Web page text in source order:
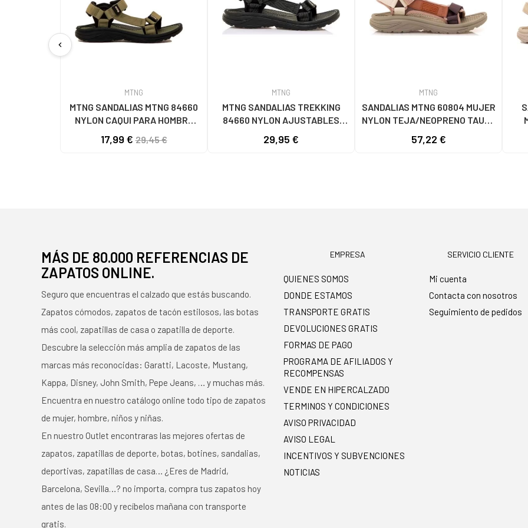
chevron_left
MTNG
MTNG SANDALIAS MTNG 84660
NYLON CAQUI PARA HOMBRE
17,99 €29,45 €
MTNG
MTNG SANDALIAS TREKKING
84660 NYLON AJUSTABLES
NEGRO
29,95 €
MTNG
SANDALIAS MTNG 60804 MUJER
NYLON TEJA/NEOPRENO TAUPE
NEOPRENE TAUPE
57,22 €
MÁS DE 80.000 REFERENCIAS DE
ZAPATOS ONLINE.
Seguro que encuentras el calzado que estás buscando.
Zapatos cómodos, zapatos de tacón estilosos, las botas
más cool, zapatillas de casa o zapatilla de deporte.
Descubre la selección más amplia de zapatos de las
marcas más reconocidas: Garatti, Lacoste, Mustang,
Kappa, Disney, John Smith, Pepe Jeans, … y muchas más.
Encuentra en nuestro catálogo online todo tipo de zapatos
de mujer, hombre, niños y niñas.
En nuestro Outlet encontraras las mejores ofertas de
zapatos, zapatillas de deporte, botas, botines, sandalias,
deportivas, zapatillas de casa… ¿Eres de Madrid,
Barcelona, Sevilla…? no importa, compra tus zapatos hoy
antes de las 08:00 y recíbelos mañana con transporte
gratis.
EMPRESA
QUIENES SOMOS
DONDE ESTAMOS
TRANSPORTE GRATIS
DEVOLUCIONES GRATIS
FORMAS DE PAGO
PROGRAMA DE AFILIADOS Y
RECOMPENSAS
VENDE EN HIPERCALZADO
TERMINOS Y CONDICIONES
AVISO PRIVACIDAD
AVISO LEGAL
INCENTIVOS Y SUBVENCIONES
NOTICIAS
SERVICIO CLIENTE
Mi cuenta
Contacta con nosotros
Seguimiento de pedidos